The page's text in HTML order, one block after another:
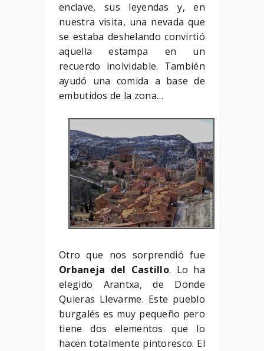
enclave, sus leyendas y, en
nuestra visita, una nevada que
se estaba deshelando convirtió
aquella estampa en un
recuerdo inolvidable. También
ayudó una comida a base de
embutidos de la zona…
Otro que nos sorprendió fue
Orbaneja del Castillo. Lo ha
elegido Arantxa, de Donde
Quieras Llevarme. Este pueblo
burgalés es muy pequeño pero
tiene dos elementos que lo
hacen totalmente pintoresco. El